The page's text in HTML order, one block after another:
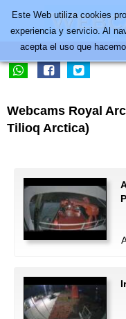
Webcams Royal
Tilioq Arctica)
Este Web utiliza cookies
experiencia y servicio. Al
acepta el uso que